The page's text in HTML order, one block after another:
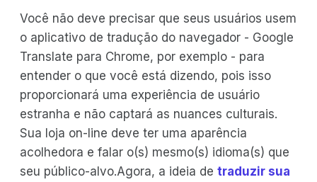
Você não deve precisar que seus usuários usem
o aplicativo de tradução do navegador - Google
Translate para Chrome, por exemplo - para
entender o que você está dizendo, pois isso
proporcionará uma experiência de usuário
estranha e não captará as nuances culturais.
Sua loja on-line deve ter uma aparência
acolhedora e falar o(s) mesmo(s) idioma(s) que
seu público-alvo.Agora, a ideia de traduzir sua